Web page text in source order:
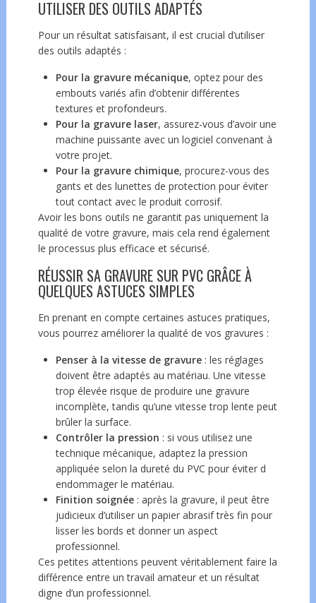
UTILISER DES OUTILS ADAPTÉS
Pour un résultat satisfaisant, il est crucial d’utiliser
des outils adaptés :
Pour la gravure mécanique, optez pour des
embouts variés afin d’obtenir différentes
textures et profondeurs.
Pour la gravure laser, assurez-vous d’avoir une
machine puissante avec un logiciel convenant à
votre projet.
Pour la gravure chimique, procurez-vous des
gants et des lunettes de protection pour éviter
tout contact avec le produit corrosif.
Avoir les bons outils ne garantit pas uniquement la
qualité de votre gravure, mais cela rend également
le processus plus efficace et sécurisé.
RÉUSSIR SA GRAVURE SUR PVC GRÂCE À
QUELQUES ASTUCES SIMPLES
En prenant en compte certaines astuces pratiques,
vous pourrez améliorer la qualité de vos gravures :
Penser à la vitesse de gravure: les réglages
doivent être adaptés au matériau. Une vitesse
trop élevée risque de produire une gravure
incomplète, tandis qu’une vitesse trop lente peut
brûler la surface.
Contrôler la pression : si vous utilisez une
technique mécanique, adaptez la pression
appliquée selon la dureté du PVC pour éviter d
endommager le matériau.
Finition soignée: après la gravure, il peut être
judicieux d’utiliser un papier abrasif très fin pour
lisser les bords et donner un aspect
professionnel.
Ces petites attentions peuvent véritablement faire la
différence entre un travail amateur et un résultat
digne d’un professionnel.